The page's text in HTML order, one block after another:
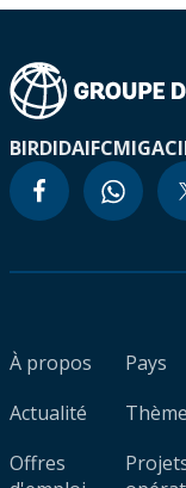
BIRDIDAIFCMIGA
À propos
Actualité
Offres
Pays